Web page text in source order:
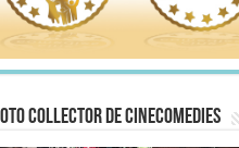
collector de CineComedies